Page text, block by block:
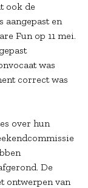
ook de
aangepast en
Fun op 11 mei.
was
correct was
over hun
De
ontwerpen van